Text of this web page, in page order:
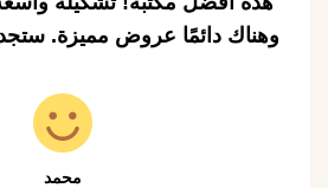
وهناك دائمًا عروض مميزة.
محمد